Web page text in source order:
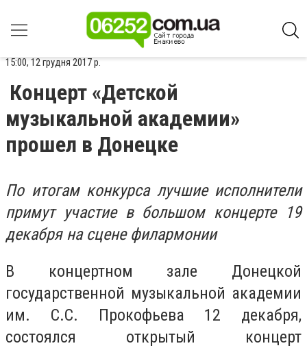
15:00, 12 грудня 2017 р.
Концерт «Детской
музыкальной академии»
прошел в Донецке
По итогам конкурса лучшие исполнители
примут участие в большом концерте 19
декабря на сцене филармонии
В концертном зале Донецкой
государственной музыкальной академии
им. С.С. Прокофьева 12 декабря,
состоялся открытый концерт